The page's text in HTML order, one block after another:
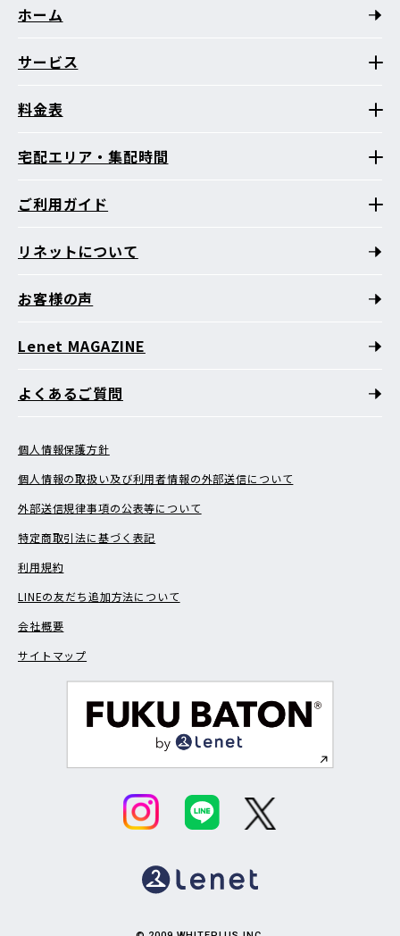
ホーム
サービス
料金表
宅配エリア・集配時間
ご利用ガイド
リネットについて
お客様の声
Lenet MAGAZINE
よくあるご質問
個人情報保護方針
個人情報の取扱い及び利用者情報の外部送信について
外部送信規律事項の公表等について
特定商取引法に基づく表記
利用規約
LINEの友だち追加方法について
会社概要
サイトマップ